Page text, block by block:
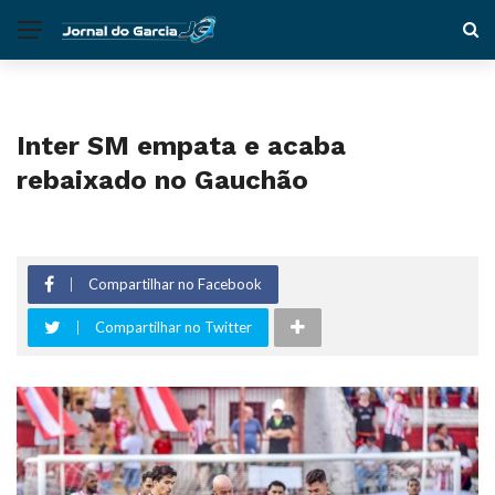
Inter SM empata e acaba
rebaixado no Gauchão
Compartilhar no Facebook
Compartilhar no Twitter